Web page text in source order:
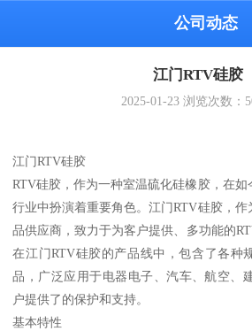
公司动态
江门RTV硅胶
2025-01-23浏览次数：
江门RTV硅胶
RTV硅胶，作为一种室温硫化硅橡胶，在
行业中扮演着重要角色。江门RTV硅胶，
品供应商，致力于为客户提供、多功能的
在江门RTV硅胶的产品线中，包含了各种
品，广泛应用于电器电子、汽车、航空、
户提供了的保护和支持。
基本特性